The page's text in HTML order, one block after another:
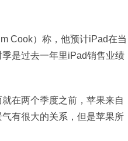
Cook）称，他预计iPad在当
是过去一年里iPad销售业绩
在两个季度之前，苹果来自
有很大的关系，但是苹果所